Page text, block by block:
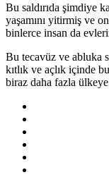
Bu saldırıda şimdiye
yaşamını yitirmiş ve
binlerce insan da
Bu tecavüz ve abluka
kıtlık ve açlık içinde
biraz daha fazla ülkeye